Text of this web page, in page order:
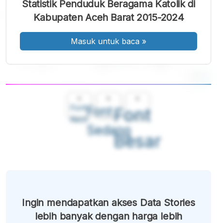
Font
Kecil
Font
Sedang
Font
Besar
Statistik Penduduk Beragama Katolik di
Kabupaten Aceh Barat 2015-2024
Masuk untuk baca »
Ingin mendapatkan akses Data Stories
lebih banyak dengan harga lebih